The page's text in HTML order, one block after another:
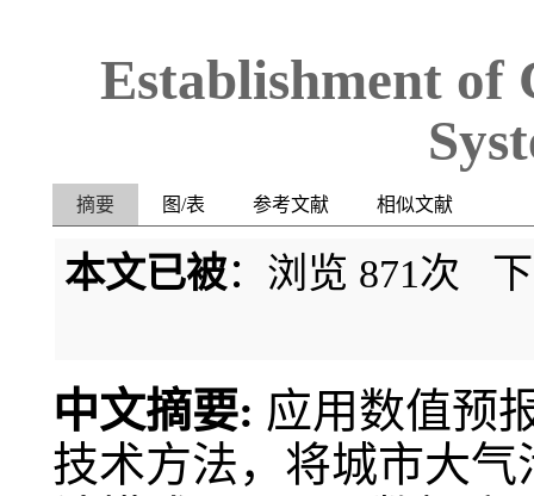
Establishment
摘要 图/表 参考文献 相似文献
本文已被：浏览 871次
中文摘要: 应用数值预
技术方法，将城市大气